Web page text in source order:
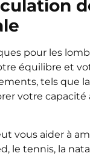
pour les
équilibre et
tels que
votre
vous aider à
le tennis, la